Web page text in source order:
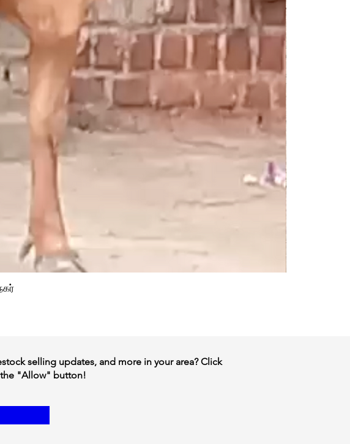
selling updates, and more in your area? Click
"Allow" button!